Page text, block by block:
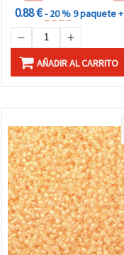
0.88 €- 20 %9 paquete +
AÑADIR AL CARRITO